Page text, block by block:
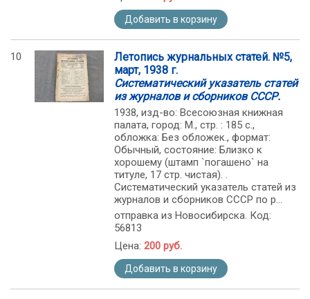
Добавить в корзину
10
Летопись журнальных статей. №5,
март, 1938 г.
Систематический указатель статей
из журналов и сборников СССР.
1938, изд-во: Всесоюзная книжная
палата, город: М., стр. : 185 с.,
обложка: Без обложек., формат:
Обычный, состояние: Близко к
хорошему (штамп `погашено` на
титуле, 17 стр. чистая). .
Систематический указатель статей из
журналов и сборников СССР по р...
отправка из Новосибирска. Код:
56813
Цена: 200 руб.
Добавить в корзину